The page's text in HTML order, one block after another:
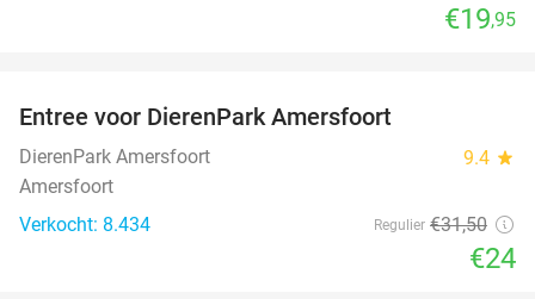
€19,95
Entree voor DierenPark Amersfoort
DierenPark Amersfoort 9.4 star
Amersfoort
Verkocht: 8.434
Regulier €31,50
€24